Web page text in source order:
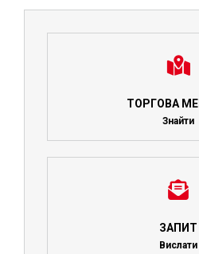
ТОРГОВА
Знайти
ЗАПИТ
Вислати